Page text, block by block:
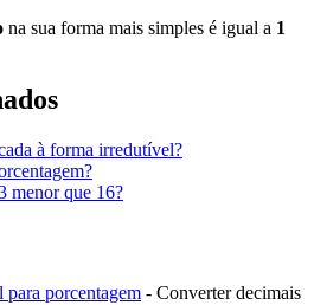
na sua forma mais simples é igual a 1
à forma irredutível?
menor que 16?
porcentagem - Converter decimais